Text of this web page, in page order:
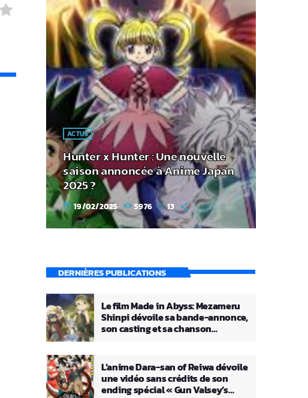
ACTUS
Hunter x Hunter : Une nouvelle
saison annoncée à Anime Japan
2025 ?
today 19/02/2025 5976 13
DERNIÈRES PUBLICATIONS
Le film Made in Abyss: Mezameru
Shinpi dévoile sa bande-annonce,
son casting et sa chanson
L’anime Dara-san of Reiwa dévoile
une vidéo sans crédits de son
ending spécial « Gun Valsey’s